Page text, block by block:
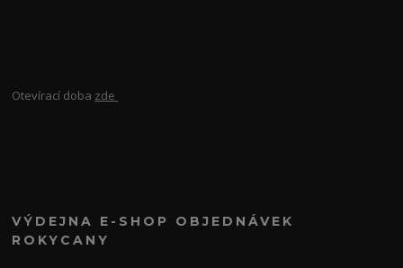
Otevírací doba zde
VÝDEJNA E-SHOP OBJEDNÁVEK
ROKYCANY